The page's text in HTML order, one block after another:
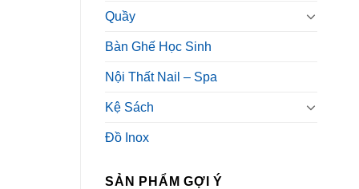
Quầy
Bàn Ghế Học Sinh
Nội Thất Nail – Spa
Kệ Sách
Đồ Inox
SẢN PHẨM GỢI Ý